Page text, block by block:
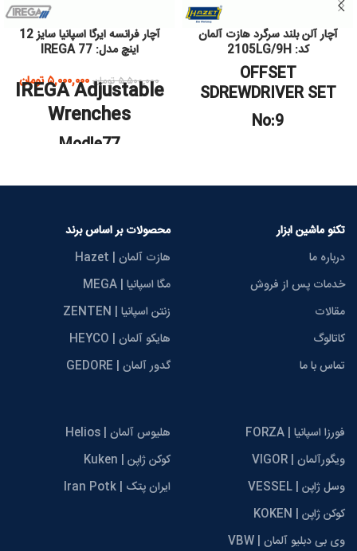
آچار آلن بلند سرگرد هازت آلمان
کد: 2105LG/9H
OFFSET
SDREWDRIVER SET
No:9
آچار فرانسه ایرگا اسپانیا سایز 12
اینچ مدل: IREGA 77
۵,۵۰۰,۰۰۰تومان۵,۰۰۰,۰۰۰تومان
IREGA Adjustable
Wrenches
Modle77
تکنو ماشین ابزار
درباره ما
خدمات پس از فروش
مقالات
کاتالوگ
تماس با ما
محصولات بر اساس برند
هازت آلمان | Hazet
مگا اسپانیا | MEGA
زنتن اسپانیا | ZENTEN
هایکو آلمان | HEYCO
گدور آلمان | GEDORE
فورزا اسپانیا | FORZA
ویگورآلمان | VIGOR
وسل ژاپن | VESSEL
کوکن ژاپن | KOKEN
وی بی دبلیو آلمان | VBW
هلیوس آلمان | Helios
کوکن ژاپن | Kuken
ایران پتک | Iran Potk